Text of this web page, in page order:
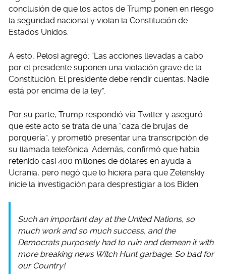
conclusión de que los actos de Trump ponen en riesgo
la seguridad nacional y violan la Constitución de
Estados Unidos.
A esto, Pelosi agregó: “Las acciones llevadas a cabo
por el presidente suponen una violación grave de la
Constitución. El presidente debe rendir cuentas. Nadie
está por encima de la ley”.
Por su parte, Trump respondió vía Twitter y aseguró
que este acto se trata de una “caza de brujas de
porquería”, y prometió presentar una transcripción de
su llamada telefónica. Además, confirmó que había
retenido casi 400 millones de dólares en ayuda a
Ucrania, pero negó que lo hiciera para que Zelenskiy
inicie la investigación para desprestigiar a los Biden.
Such an important day at the United Nations, so
much work and so much success, and the
Democrats purposely had to ruin and demean it with
more breaking news Witch Hunt garbage. So bad for
our Country!